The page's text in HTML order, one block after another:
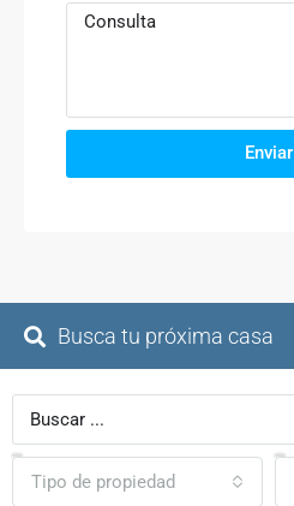
Enviar
Busca tu próxima casa
Tipo de propiedad